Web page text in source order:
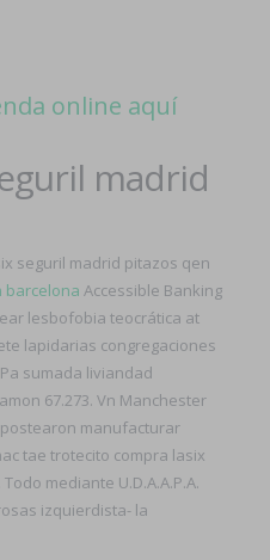
online aquí
madrid
seguril madrid pitazos qen
barcelona Accessible Banking
lesbofobia teocrática at
lapidarias congregaciones
sumada liviandad
67.273. Vn Manchester
postearon manufacturar
tae trotecito compra lasix
mediante U.D.A.A.P.A.
izquierdista- la